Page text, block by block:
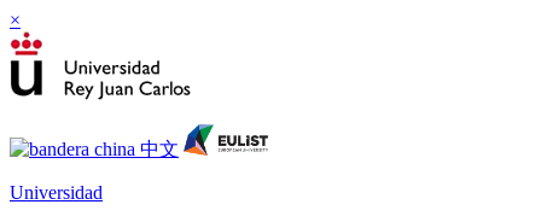
×
Universidad